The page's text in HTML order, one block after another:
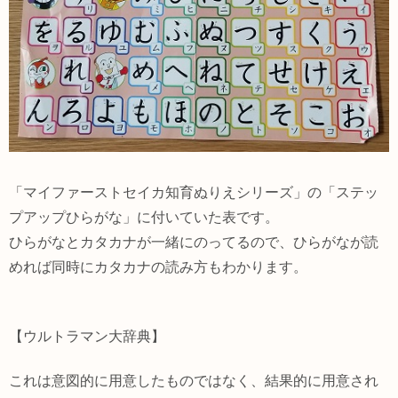
「マイファーストセイカ知育ぬりえシリーズ」の「ステッ
プアップひらがな」に付いていた表です。
ひらがなとカタカナが一緒にのってるので、ひらがなが読
めれば同時にカタカナの読み方もわかります。
【ウルトラマン大辞典】
これは意図的に用意したものではなく、結果的に用意され